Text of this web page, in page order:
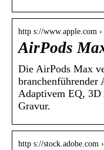
http s://www.apple.com
AirPods
Die AirPods Max
branchenführender
Adaptivem EQ, 3D
Gravur.
http s://stock.adobe.com